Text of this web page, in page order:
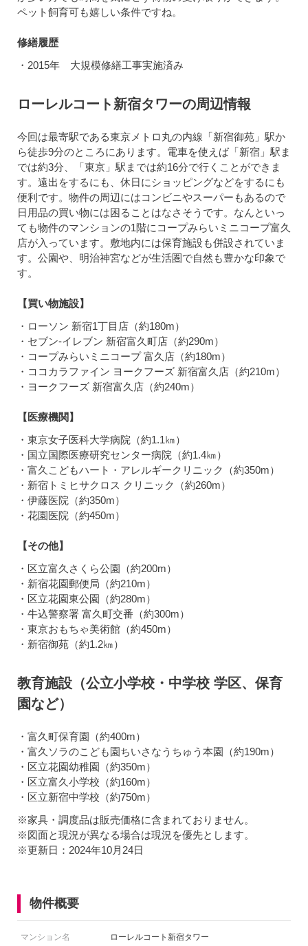
ペット飼育可も嬉しい条件ですね。
修繕履歴
・2015年 大規模修繕工事実施済み
ローレルコート新宿タワーの周辺情報
今回は最寄駅である東京メトロ丸の内線「新宿御苑」駅か
ら徒歩9分のところにあります。電車を使えば「新宿」駅ま
では約3分、「東京」駅までは約16分で行くことができま
す。遠出をするにも、休日にショッピングなどをするにも
便利です。物件の周辺にはコンビニやスーパーもあるので
日用品の買い物には困ることはなさそうです。なんといっ
ても物件のマンションの1階にコープみらいミニコープ富久
店が入っています。敷地内には保育施設も併設されていま
す。公園や、明治神宮などが生活圏で自然も豊かな印象で
す。
【買い物施設】
・ローソン 新宿1丁目店（約180m）
・セブン-イレブン 新宿富久町店（約290m）
・コープみらいミニコープ 富久店（約180m）
・ココカラファイン ヨークフーズ 新宿富久店（約210m）
・ヨークフーズ 新宿富久店（約240m）
【医療機関】
・東京女子医科大学病院（約1.1㎞）
・国立国際医療研究センター病院（約1.4㎞）
・富久こどもハート・アレルギークリニック（約350m）
・新宿トミヒサクロス クリニック（約260m）
・伊藤医院（約350m）
・花園医院（約450m）
【その他】
・区立富久さくら公園（約200m）
・新宿花園郵便局（約210m）
・区立花園東公園（約280m）
・牛込警察署 富久町交番（約300m）
・東京おもちゃ美術館（約450m）
・新宿御苑（約1.2㎞）
教育施設（公立小学校・中学校 学区、保育
園など）
・富久町保育園（約400m）
・富久ソラのこども園ちいさなうちゅう本園（約190m）
・区立花園幼稚園（約350m）
・区立富久小学校（約160m）
・区立新宿中学校（約750m）
※家具・調度品は販売価格に含まれておりません。
※図面と現況が異なる場合は現況を優先とします。
※更新日：2024年10月24日
物件概要
マンション名 ローレルコート新宿タワー